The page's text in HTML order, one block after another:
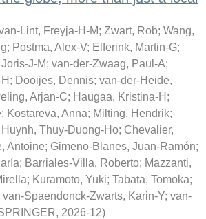
Lint, Freyja-H-M; Zwart, Rob; Wang,
; Postma, Alex-V; Elferink, Martin-G;
J-M; van-der-Zwaag, Paul-A;
; Dooijes, Dennis; van-der-Heide,
Arjan-C; Haugaa, Kristina-H ;
; Kostareva, Anna; Milting, Hendrik;
Huynh, Thuy-Duong-Ho; Chevalier,
Antoine; Gimeno-Blanes, Juan-Ramón;
; Barriales-Villa, Roberto; Mazzanti,
; Kuramoto, Yuki; Tabata, Tomoka;
van-Spaendonck-Zwarts, Karin-Y; van-
, 2026-12)